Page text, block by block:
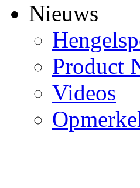
Nieuws
Product
Videos